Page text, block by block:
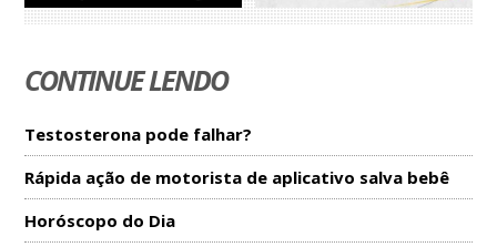
CONTINUE LENDO
Testosterona pode falhar?
Rápida ação de motorista de aplicativo salva bebê
Horóscopo do Dia